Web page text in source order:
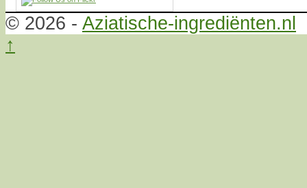
© 2026 - Aziatische-ingrediënten.nl
↑